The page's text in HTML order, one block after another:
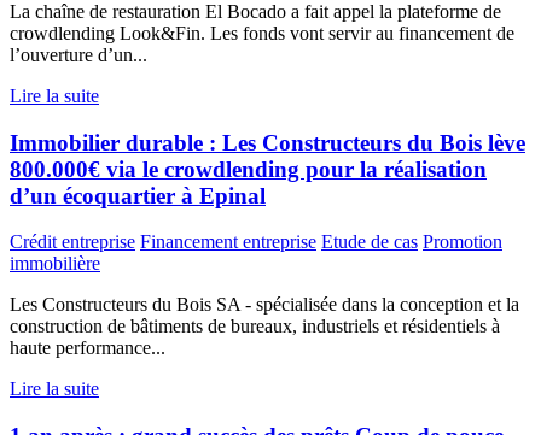
La chaîne de restauration El Bocado a fait appel la plateforme de
crowdlending Look&Fin. Les fonds vont servir au financement de
l’ouverture d’un...
Lire la suite
Immobilier durable : Les Constructeurs du Bois lève
800.000€ via le crowdlending pour la réalisation
d’un écoquartier à Epinal
Crédit entreprise Financement entreprise Etude de cas Promotion
immobilière
Les Constructeurs du Bois SA - spécialisée dans la conception et la
construction de bâtiments de bureaux, industriels et résidentiels à
haute performance...
Lire la suite